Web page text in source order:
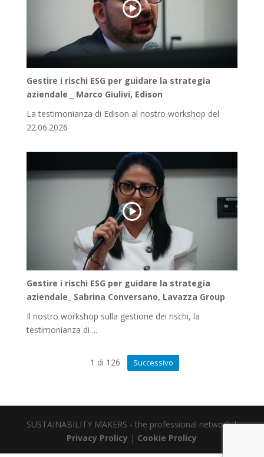
Gestire i rischi ESG per guidare la strategia
aziendale _ Marco Giulivi, Edison
La testimonianza di Edison al nostro workshop del
22.06.2026
Gestire i rischi ESG per guidare la strategia
aziendale_ Sabrina Conversano, Lavazza Group
Il nostro workshop sulla gestione dei rischi, la
testimonianza di ...
1 di 126 Successivo
SUSTAINABILITY MAKERS - the professional network |
Privacy Prolicy | Cookie Prolicy